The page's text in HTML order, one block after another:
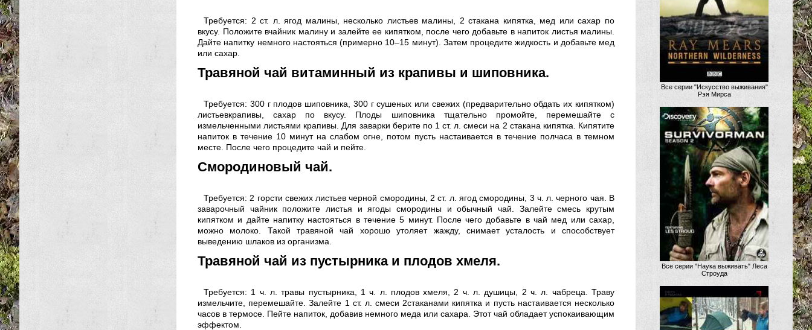
Требуется: 2 ст. л. ягод малины, несколько листьев малины, 2 стакана кипятка, мед или сахар по
вкусу. Положите вчайник малину и залейте ее кипятком, после чего добавьте в напиток листья малины.
Дайте напитку немного настояться (примерно 10–15 минут). Затем процедите жидкость и добавьте мед
или сахар.
Травяной чай витаминный из крапивы и шиповника.
Требуется: 300 г плодов шиповника, 300 г сушеных или свежих (предварительно обдать их кипятком)
листьевкрапивы, сахар по вкусу. Плоды шиповника тщательно промойте, перемешайте с
измельченными листьями крапивы. Для заварки берите по 1 ст. л. смеси на 2 стакана кипятка. Кипятите
напиток в течение 10 минут на слабом огне, потом пусть настаивается в течение полчаса в темном
месте. После чего процедите чай и пейте.
Смородиновый чай.
Требуется: 2 горсти свежих листьев черной смородины, 2 ст. л. ягод смородины, 3 ч. л. черного чая. В
заварочный чайник положите листья и ягоды смородины и обычный чай. Залейте смесь крутым
кипятком и дайте напитку настояться в течение 5 минут. После чего добавьте в чай мед или сахар,
можно молоко. Такой травяной чай хорошо утоляет жажду, снимает усталость и способствует
выведению шлаков из организма.
Травяной чай из пустырника и плодов хмеля.
Требуется: 1 ч. л. травы пустырника, 1 ч. л. плодов хмеля, 2 ч. л. душицы, 2 ч. л. чабреца. Траву
измельчите, перемешайте. Залейте 1 ст. л. смеси 2стаканами кипятка и пусть настаивается несколько
часов в термосе. Пейте напиток, добавив немного меда или сахара. Этот чай обладает успокаивающим
эффектом.
Все серии "Искусство выживания"
Рэя Мирса
Все серии "Наука выживать" Леса
Строуда